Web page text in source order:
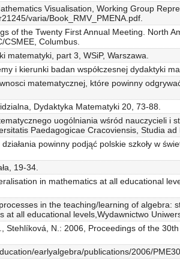
Visualisation, Working Group
varia/Book_RMV_PMENA.pdf.
of the Twenty First Annual Meeting. North
CSMEE, Columbus.
matematyki, part 3, WSiP, Warszawa.
i kierunki badan współczesnej dydaktyki
matematycznej, które powinny
Dydaktyka Matematyki 20, 73-88.
uogólniania wśród nauczycieli i
Paedagogicae Cracoviensis, Studia
powinny podjąć polskie szkoły w
19-34.
in mathematics at all educational
in the teaching/learning of algebra:
at all educational levels,Wydawnictwo
Stehlíková, N.: 2006, Proceedings of the
earlyalgebra/publications/2006/